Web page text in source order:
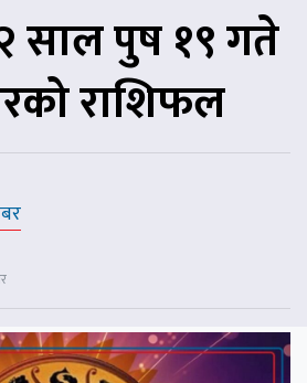
पुष १९ गते
राशिफल